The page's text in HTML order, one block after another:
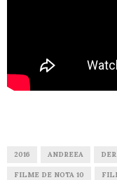
2016 ANDREEA
FILME DE NOTA 10